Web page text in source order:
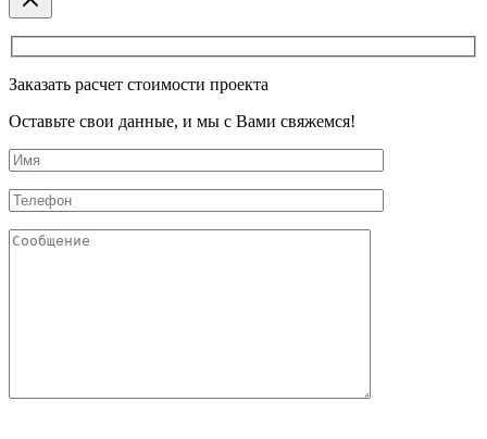
Заказать расчет стоимости проекта
Оставьте свои данные, и мы с Вами свяжемся!